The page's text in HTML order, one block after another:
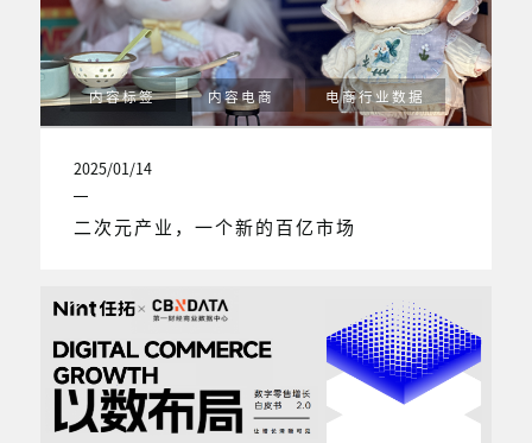
内容标签 内容电商 电商行业数据
2025/01/14
二次元产业，一个新的百亿市场